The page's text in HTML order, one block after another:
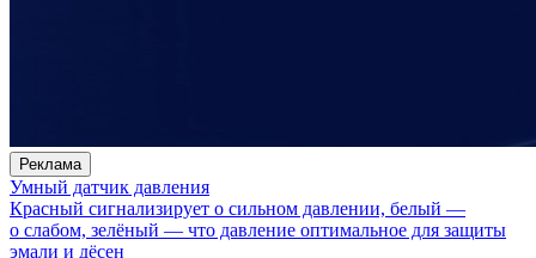
Реклама
Умный датчик давления
Красный сигнализирует о сильном давлении, белый —
о слабом, зелёный — что давление оптимальное для защиты
эмали и дёсен